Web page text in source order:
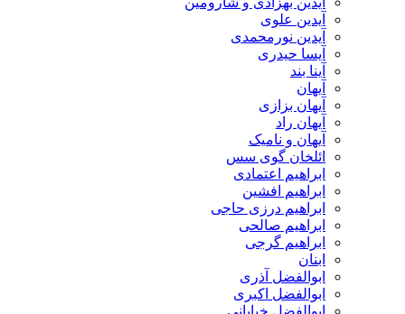
آیدین علوی
آیدین نورمحمدی
آیسا حیدری
آینا بند
آیهان
آیهان بزازی
آیهان راد
آیهان و نامیک
ائلخان گوی سس
ابراهیم اعتمادی
ابراهیم افشین
ابراهیم درزی حاجی
ابراهیم صالحی
ابراهیم گرجی
ابنان
ابوالفضل آذری
ابوالفضل اکبری
ابوالفضل خیابانی